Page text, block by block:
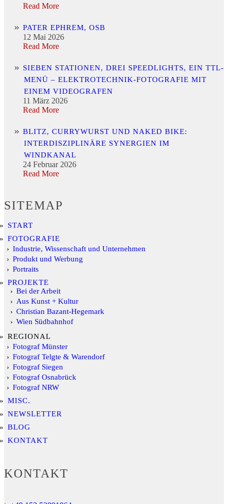
Read More
PATER EPHREM, OSB
12 Mai 2026
Read More
SIEBEN STATIONEN, DREI SPEEDLIGHTS, EIN TTL-
MENÜ – ELEKTROTECHNIK-FOTOGRAFIE MIT
EINEM VIDEOGRAFEN
11 März 2026
Read More
BLITZ, CURRYWURST UND NAKED BIKE:
INTERDISZIPLINÄRE SYNERGIEN IM
WINDKANAL
24 Februar 2026
Read More
SITEMAP
START
FOTOGRAFIE
Industrie, Wissenschaft und Unternehmen
Produkt und Werbung
Portraits
PROJEKTE
Bei der Arbeit
Aus Kunst + Kultur
Christian Bazant-Hegemark
Wien Südbahnhof
REGIONAL
Fotograf Münster
Fotograf Telgte & Warendorf
Fotograf Siegen
Fotograf Osnabrück
Fotograf NRW
MISC.
NEWSLETTER
BLOG
KONTAKT
KONTAKT